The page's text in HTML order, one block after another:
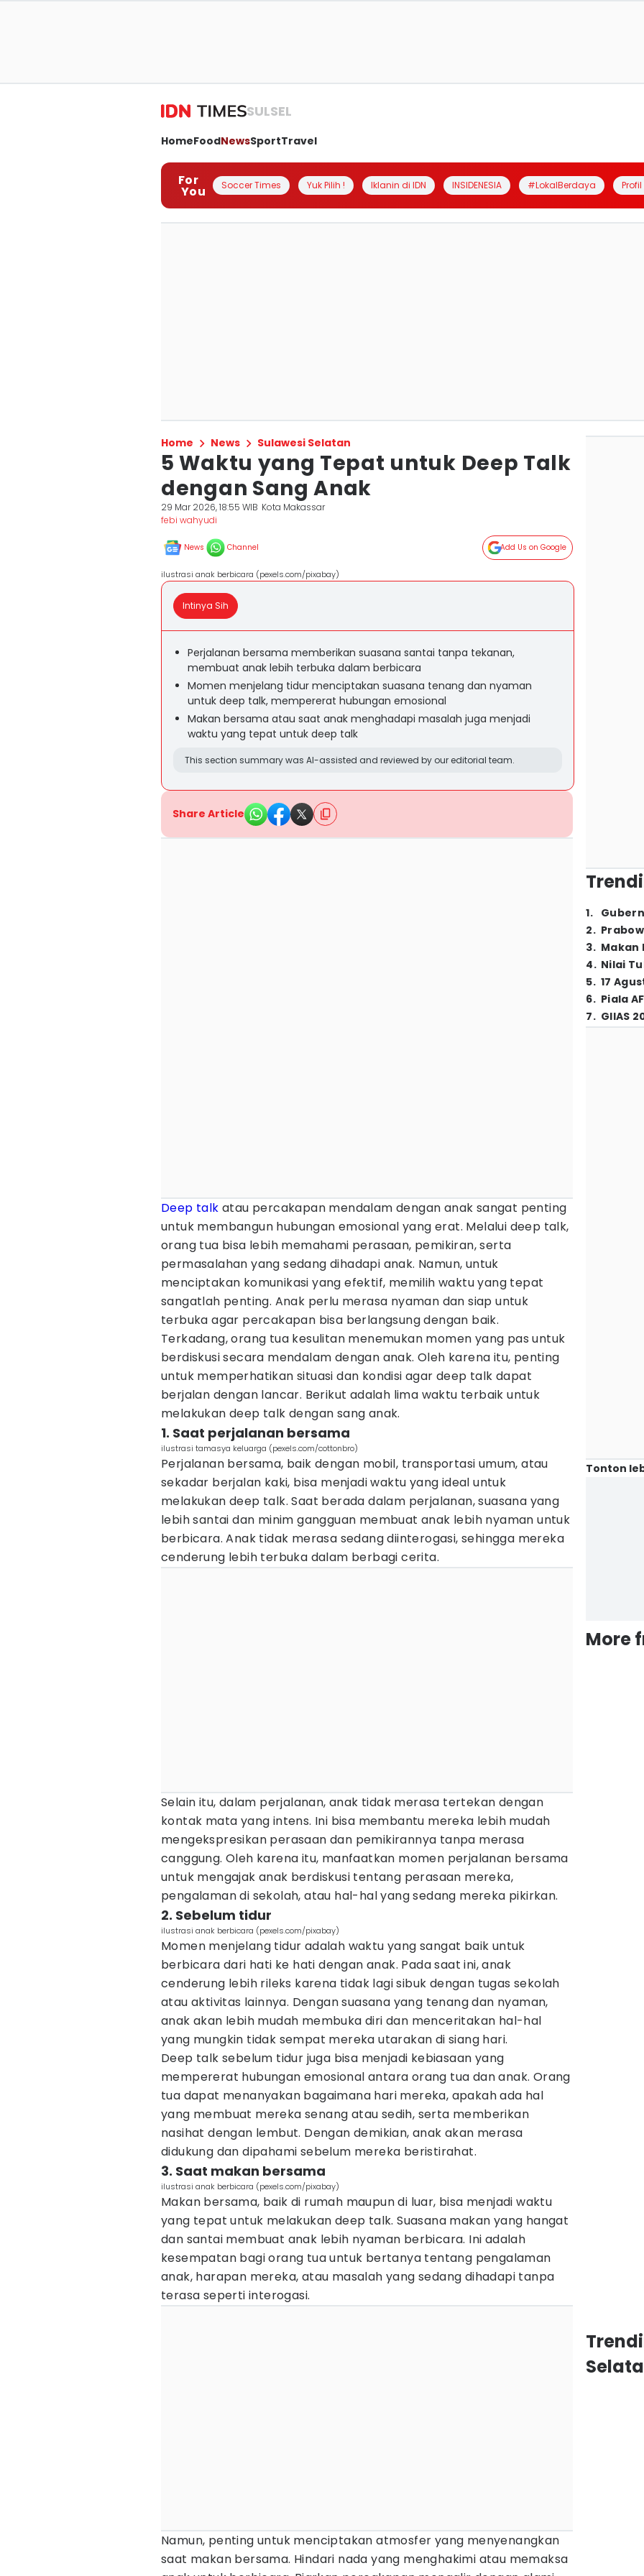
SULSEL
HomeFoodNewsSportTravel
For
You Soccer Times Yuk Pilih ! Iklanin di IDN INSIDENESIA #LokalBerdaya
Home News Sulawesi Selatan
5 Waktu yang Tepat untuk Deep Talk
dengan Sang Anak
29 Mar 2026, 18:55 WIB Kota Makassar
febi wahyudi
News Channel Add Us on Google
ilustrasi anak berbicara (pexels.com/pixabay)
Intinya Sih
Perjalanan bersama memberikan suasana santai tanpa tekanan,
membuat anak lebih terbuka dalam berbicara
Momen menjelang tidur menciptakan suasana tenang dan nyaman
untuk deep talk, mempererat hubungan emosional
Makan bersama atau saat anak menghadapi masalah juga menjadi
waktu yang tepat untuk deep talk
This section summary was AI-assisted and reviewed by our editorial team.
Share Article
Deep talk atau percakapan mendalam dengan anak sangat penting
untuk membangun hubungan emosional yang erat. Melalui deep talk,
orang tua bisa lebih memahami perasaan, pemikiran, serta
permasalahan yang sedang dihadapi anak. Namun, untuk
menciptakan komunikasi yang efektif, memilih waktu yang tepat
sangatlah penting. Anak perlu merasa nyaman dan siap untuk
terbuka agar percakapan bisa berlangsung dengan baik.
Terkadang, orang tua kesulitan menemukan momen yang pas untuk
berdiskusi secara mendalam dengan anak. Oleh karena itu, penting
untuk memperhatikan situasi dan kondisi agar deep talk dapat
berjalan dengan lancar. Berikut adalah lima waktu terbaik untuk
melakukan deep talk dengan sang anak.
1. Saat perjalanan bersama
ilustrasi tamasya keluarga (pexels.com/cottonbro)
Perjalanan bersama, baik dengan mobil, transportasi umum, atau
sekadar berjalan kaki, bisa menjadi waktu yang ideal untuk
melakukan deep talk. Saat berada dalam perjalanan, suasana yang
lebih santai dan minim gangguan membuat anak lebih nyaman untuk
berbicara. Anak tidak merasa sedang diinterogasi, sehingga mereka
cenderung lebih terbuka dalam berbagi cerita.
Selain itu, dalam perjalanan, anak tidak merasa tertekan dengan
kontak mata yang intens. Ini bisa membantu mereka lebih mudah
mengekspresikan perasaan dan pemikirannya tanpa merasa
canggung. Oleh karena itu, manfaatkan momen perjalanan bersama
untuk mengajak anak berdiskusi tentang perasaan mereka,
pengalaman di sekolah, atau hal-hal yang sedang mereka pikirkan.
2. Sebelum tidur
ilustrasi anak berbicara (pexels.com/pixabay)
Momen menjelang tidur adalah waktu yang sangat baik untuk
berbicara dari hati ke hati dengan anak. Pada saat ini, anak
cenderung lebih rileks karena tidak lagi sibuk dengan tugas sekolah
atau aktivitas lainnya. Dengan suasana yang tenang dan nyaman,
anak akan lebih mudah membuka diri dan menceritakan hal-hal
yang mungkin tidak sempat mereka utarakan di siang hari.
Deep talk sebelum tidur juga bisa menjadi kebiasaan yang
mempererat hubungan emosional antara orang tua dan anak. Orang
tua dapat menanyakan bagaimana hari mereka, apakah ada hal
yang membuat mereka senang atau sedih, serta memberikan
nasihat dengan lembut. Dengan demikian, anak akan merasa
didukung dan dipahami sebelum mereka beristirahat.
3. Saat makan bersama
ilustrasi anak berbicara (pexels.com/pixabay)
Makan bersama, baik di rumah maupun di luar, bisa menjadi waktu
yang tepat untuk melakukan deep talk. Suasana makan yang hangat
dan santai membuat anak lebih nyaman berbicara. Ini adalah
kesempatan bagi orang tua untuk bertanya tentang pengalaman
anak, harapan mereka, atau masalah yang sedang dihadapi tanpa
terasa seperti interogasi.
Namun, penting untuk menciptakan atmosfer yang menyenangkan
saat makan bersama. Hindari nada yang menghakimi atau memaksa
1.
2.
3. Makan
4. Nilai
5. 17
6. Piala
7. GIIAS
Tonton
More